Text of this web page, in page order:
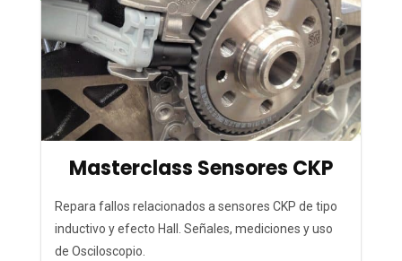
Masterclass Sensores CKP
Repara fallos relacionados a sensores CKP de tipo
inductivo y efecto Hall. Señales, mediciones y uso
de Osciloscopio.